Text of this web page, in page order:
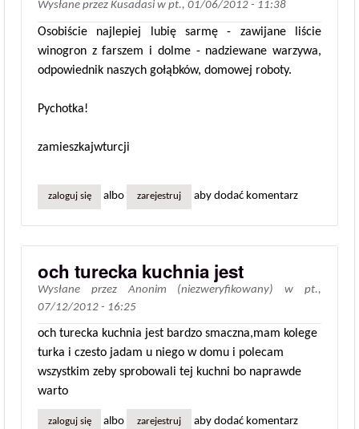
Wysłane przez Kusadasi w pt., 01/06/2012 - 11:38
Osobiście najlepiej lubię sarmę - zawijane liście
winogron z farszem i dolme - nadziewane warzywa,
odpowiednik naszych gołąbków, domowej roboty.
Pychotka!
zamieszkajwturcji
zaloguj się albo zarejestruj aby dodać komentarz
och turecka kuchnia jest
Wysłane przezAnonim (niezweryfikowany) wpt.,
07/12/2012 - 16:25
och turecka kuchnia jest bardzo smaczna,mam kolege
turka i czesto jadam u niego w domu i polecam
wszystkim zeby sprobowali tej kuchni bo naprawde
warto
zaloguj się albo zarejestruj aby dodać komentarz